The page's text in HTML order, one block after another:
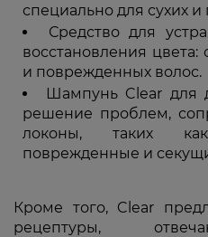
специально для сухих
Средство для
восстановления
и поврежденных волос.
Шампунь Clear для
решение проблем,
локоны, таких
поврежденные и
Кроме того, Clear
рецептуры,